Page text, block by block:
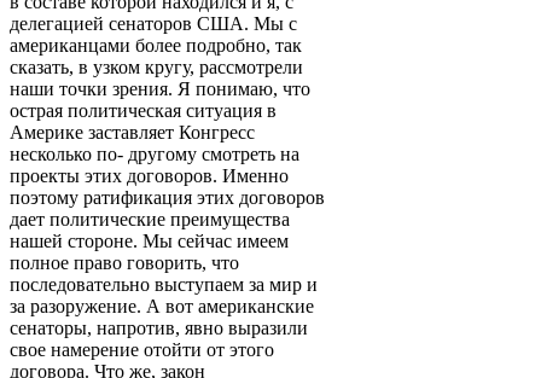
делегацией сенаторов США. Мы с
американцами более подробно, так
сказать, в узком кругу, рассмотрели
наши точки зрения. Я понимаю, что
острая политическая ситуация в
Америке заставляет Конгресс
несколько по- другому смотреть на
проекты этих договоров. Именно
поэтому ратификация этих договоров
дает политические преимущества
нашей стороне. Мы сейчас имеем
полное право говорить, что
последовательно выступаем за мир и
за разоружение. А вот американские
сенаторы, напротив, явно выразили
свое намерение отойти от этого
договора. Что же, закон